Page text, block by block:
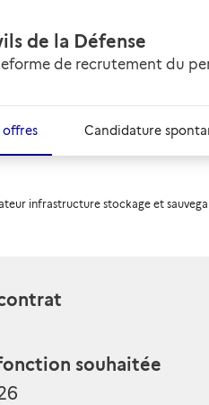
de la Défense
de recrutement du
offres Candidature
infrastructure stockage et
souhaitée